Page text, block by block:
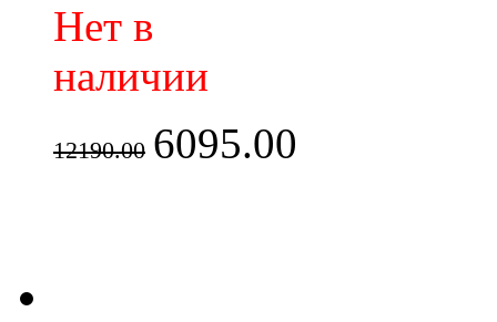
Нет в
наличии
12190.00 6095.00